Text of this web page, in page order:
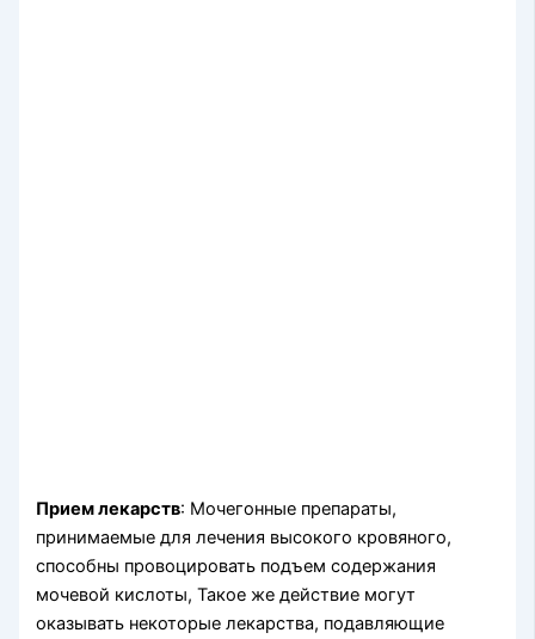
Прием лекарств: Мочегонные препараты,
принимаемые для лечения высокого кровяного,
способны провоцировать подъем содержания
мочевой кислоты, Такое же действие могут
оказывать некоторые лекарства, подавляющие